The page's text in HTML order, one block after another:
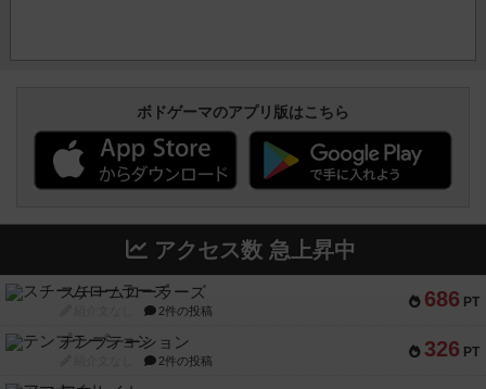
ボドゲーマのアプリ版はこちら
アクセス数 急上昇中
686 PT
スチームローラーズ
2件の投稿
326 PT
テンプテーション
2件の投稿